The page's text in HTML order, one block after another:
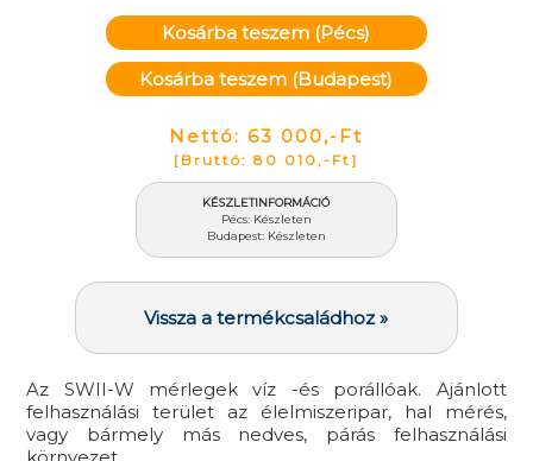
Kosárba teszem (Pécs)
Kosárba teszem (Budapest)
Nettó: 63 000,-Ft
[Bruttó: 80 010,-Ft]
KÉSZLETINFORMÁCIÓ
Pécs: Készleten
Budapest: Készleten
Vissza a termékcsaládhoz »
Az SWII-W mérlegek víz -és porállóak. Ajánlott
felhasználási terület az élelmiszeripar, hal mérés,
vagy bármely más nedves, párás felhasználási
környezet.